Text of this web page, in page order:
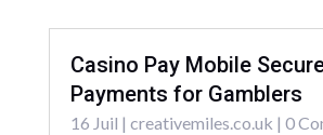
Casino Pay Mobile
Payments for Gamblers
16 Juil | creativemiles.co.uk | 0